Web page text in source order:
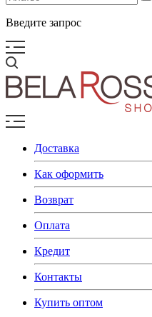
Введите запрос
Доставка
Как оформить
Возврат
Оплата
Кредит
Контакты
Купить оптом